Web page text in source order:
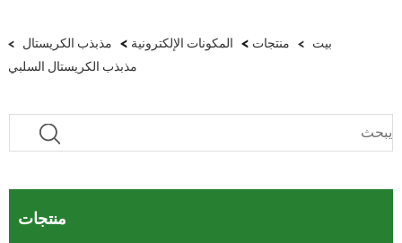
منتجات> المكونات الإلكترونية> مذبذب الكريستال >
مذبذب الكريستال السلبي
منتجات